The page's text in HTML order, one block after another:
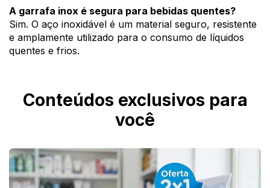
A garrafa inox é segura para bebidas quentes?
Sim. O aço inoxidável é um material seguro, resistente
e amplamente utilizado para o consumo de líquidos
quentes e frios.
Conteúdos exclusivos para
você